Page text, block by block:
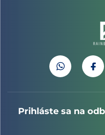
Prihláste sa na